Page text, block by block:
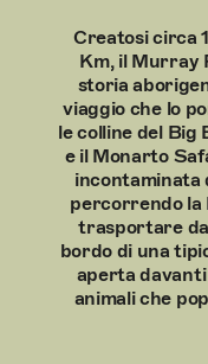
Creatosi circa
Km, il Murray
storia
viaggio che lo
le colline del Big
e il Monarto
incontaminata
percorrendo la
trasportare
bordo di una
aperta davanti
animali che